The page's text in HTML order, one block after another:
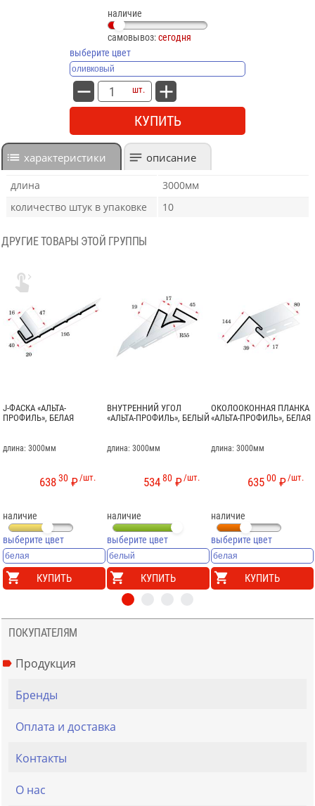
наличие
самовывоз:сегодня
выберите цвет
шт.
КУПИТЬ
характеристики описание
длина
3000мм
количество штук в упаковке
10
ДРУГИЕ ТОВАРЫ ЭТОЙ ГРУППЫ
J-ФАСКА «АЛЬТА-
ПРОФИЛЬ», БЕЛАЯ
длина: 3000мм
/шт.
63830 ₽
наличие
выберите цвет
КУПИТЬ
ВНУТРЕННИЙ УГОЛ
«АЛЬТА-ПРОФИЛЬ», БЕЛЫЙ
длина: 3000мм
/шт.
53480 ₽
наличие
выберите цвет
КУПИТЬ
ОКОЛООКОННАЯ ПЛАНКА
«АЛЬТА-ПРОФИЛЬ», БЕЛАЯ
длина: 3000мм
/шт.
63500 ₽
наличие
выберите цвет
КУПИТЬ

ПОКУПАТЕЛЯМ
Продукция
Бренды
Оплата и доставка
Контакты
О нас